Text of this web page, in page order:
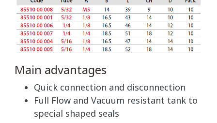
Main advantages
Quick connection and disconnection
Full Flow and Vacuum resistant tank to
special shaped seals